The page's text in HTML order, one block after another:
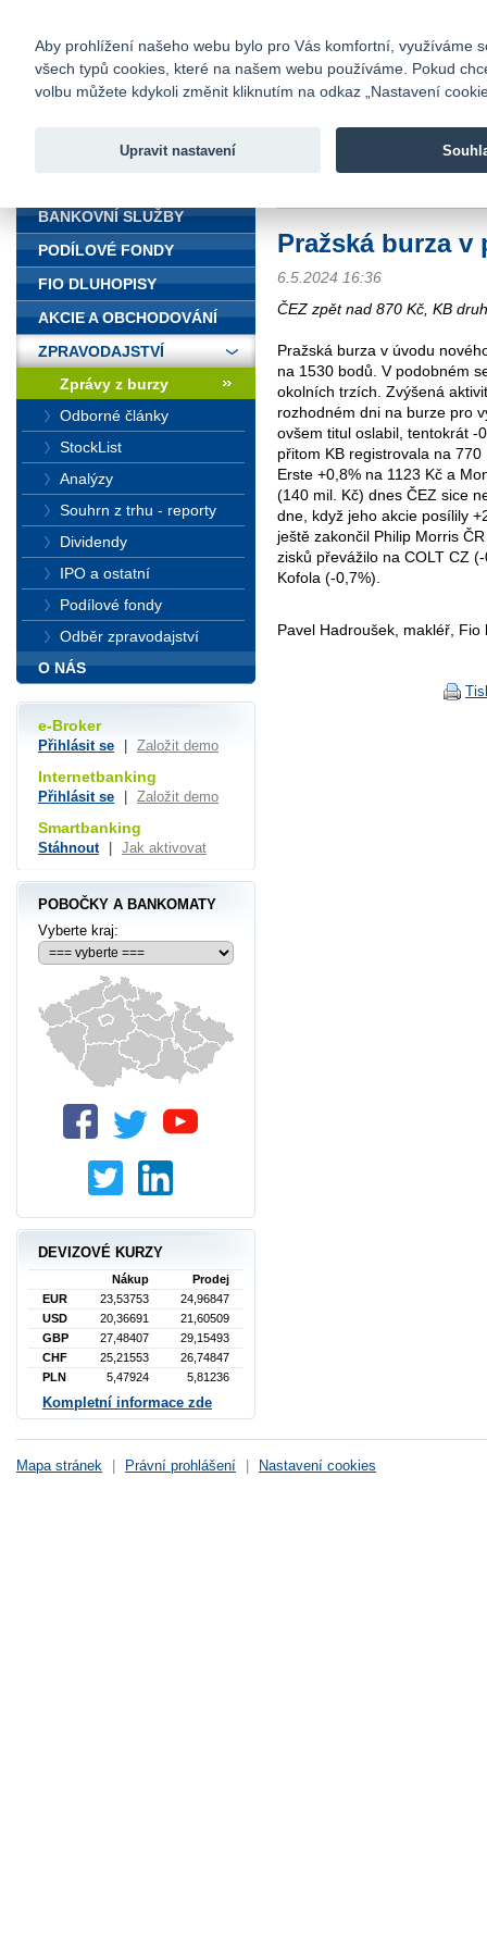
Fio banka
Fio banka
Pražská burza
6.5.2024 16:36
ČEZ zpět nad 870 Kč, KB
Pražská burza v úvodu
na 1530 bodů. V podobném
okolních trzích. Zvýšená
rozhodném dni na burze pro
ovšem titul oslabil, tentokrát -
přitom KB registrovala na
Erste +0,8% na 1123 Kč a
(140 mil. Kč) dnes ČEZ sice
dne, když jeho akcie posílily
ještě zakončil Philip Morris
zisků převážilo na COLT CZ
Kofola (-0,7%).
Pavel Hadroušek, makléř, Fio
BANKOVNÍ SLUŽBY
PODÍLOVÉ FONDY
FIO DLUHOPISY
AKCIE A OBCHODOVÁNÍ
ZPRAVODAJSTVÍ
Zprávy z burzy
Odborné články
StockList
Analýzy
Souhrn z trhu - reporty
Dividendy
IPO a ostatní
Podílové fondy
Odběr zpravodajství
O NÁS
e-Broker
Přihlásit se Založit demo
Internetbanking
Přihlásit se Založit demo
Smartbanking
Stáhnout Jak aktivovat
POBOČKY A BANKOMATY
Vyberte kraj:
DEVIZOVÉ KURZY
Nákup
Prodej
EUR
23,53753
24,96847
USD
20,36691
21,60509
GBP
27,48407
29,15493
CHF
25,21553
26,74847
PLN
5,47924 5,81236
Kompletní informace zde
Mapa stránek Právní prohlášení Nastavení cookies
Aby prohlížení našeho webu bylo pro Vás komfortní, využíváme
všech typů cookies, které na našem webu používáme. Pokud
volbu můžete kdykoli změnit kliknutím na odkaz „Nastavení
Upravit nastavení